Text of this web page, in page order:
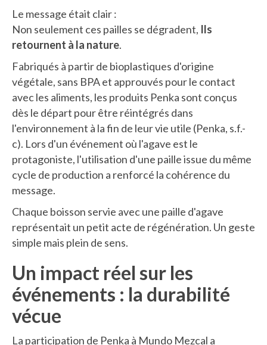
Le message était clair :
Non seulement ces pailles se dégradent, Ils
retournent à la nature.
Fabriqués à partir de bioplastiques d'origine
végétale, sans BPA et approuvés pour le contact
avec les aliments, les produits Penka sont conçus
dès le départ pour être réintégrés dans
l'environnement à la fin de leur vie utile (Penka, s.f.-
c). Lors d'un événement où l'agave est le
protagoniste, l'utilisation d'une paille issue du même
cycle de production a renforcé la cohérence du
message.
Chaque boisson servie avec une paille d'agave
représentait un petit acte de régénération. Un geste
simple mais plein de sens.
Un impact réel sur les
événements : la durabilité
vécue
La participation de Penka à Mundo Mezcal a